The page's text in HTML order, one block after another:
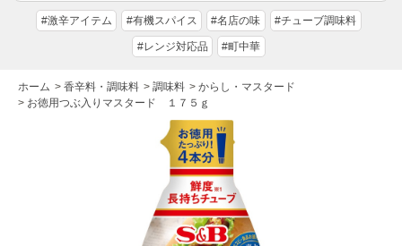
#激辛アイテム #有機スパイス #名店の味 #チューブ調味料
#レンジ対応品 #町中華
ホーム > 香辛料・調味料 > 調味料 > からし・マスタード
> お徳用つぶ入りマスタード １７５ｇ